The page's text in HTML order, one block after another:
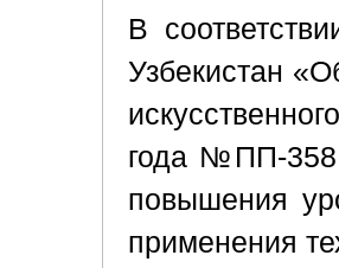
В
Узбекистан
года №ПП-358
повышения
применения